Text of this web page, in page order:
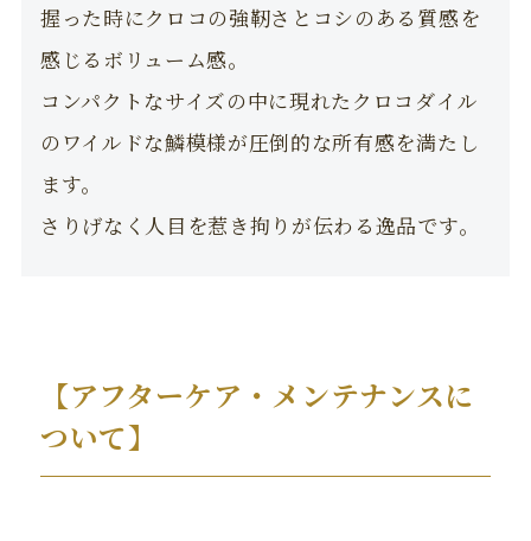
握った時にクロコの強靭さとコシのある質感を
感じるボリューム感。
コンパクトなサイズの中に現れたクロコダイル
のワイルドな鱗模様が圧倒的な所有感を満たし
ます。
さりげなく人目を惹き拘りが伝わる逸品です。
【アフターケア・メンテナンスに
ついて】